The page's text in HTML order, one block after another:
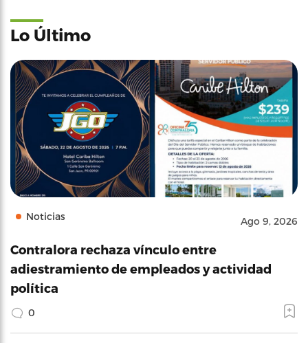
Lo Último
Noticias Ago 9, 2026
Contralora rechaza vínculo entre
adiestramiento de empleados y actividad
política
0